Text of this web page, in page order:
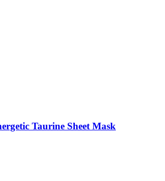
Taurine Sheet Mask